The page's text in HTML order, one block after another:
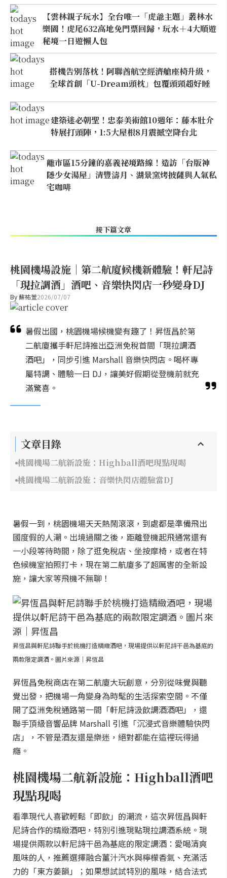
【雲林親子玩水】全台唯一「虎爺主題」叢林水
樂園！虎尾632高地免門票回歸，玩水＋4大順遊
秘境一日遊懶人包
搭機告別落枕！阿聯酋航空經濟艙座椅升級，
全球首創「U-Dream頭枕」包覆頭頸超好睡
建築迷必朝聖！忠泰美術館10週年：藤本壯介
特展打頭陣，1:5大屋根8月震撼空降台北
離市區15分鐘的嘉義祕境路線！造訪「台版神
隱少女湯屋」清豐濤月、湖景窯烤披薩與人氣私
宅咖啡
接下篇文章
桃園機場設施｜第二航廈候機新體驗！軒尼詩
「現拉調酒」酒吧、音樂快閃店一秒變身DJ
By蘇祐萱2026/07/07
暑假出國，桃園機場候機變有趣了！昇恆昌於第
二航廈攜手軒尼詩推出亞洲免稅首間「現拉調酒
酒吧」，同步引進 Marshall 音樂快閃店。喝杯專
屬特調、體驗一日 DJ，讓美好假期從登機前就充
滿驚喜。
文章目錄
桃園機場二航新設施：Highball酒吧現點現喝
桃園機場二航新設施：音樂快閃店體驗當DJ
暑假一到，桃園機場天天熱鬧滾滾，到處都是準備飛出
國度假的人潮。出境過關之後，距離登機起飛通常還有
一小段等待時間，除了逛免稅店、坐按摩椅，或者在特
色候機室拍照打卡，現在第二航廈多了超厲害的全新設
施，讓大家等飛機不無聊！
昇恆昌與軒尼詩聯手於桃機打造精緻酒吧，現場提供以軒尼詩干邑為基底的
兩款限定調酒。圖片來源｜昇恆昌
昇恆昌免稅商店在第二航廈大玩創意，分別從味覺與聽
覺出發，把機場一角變身為時髦的生活探索空間。不僅
開了亞洲免稅通路第一間「軒尼詩汲飲調酒酒吧」，還
聯手頂級音響品牌 Marshall 引進「沉浸式音樂體驗快閃
店」，不管是酒友還是樂迷，絕對都能在這裡玩得過
癮。
桃園機場二航新設施：Highball酒吧
現點現喝
看準現代人喜歡輕鬆「即飲」的潮流，這次昇恆昌與軒
尼詩合作的精緻酒吧，特別引進現點現拉調酒系統。現
場提供兩款以軒尼詩干邑為基底的限定調酒：愛喝清爽
風味的人，推薦選擇融合薑汁汽水與檸檬香氣、充滿活
力的「東方姜韻」；如果想試試特別的風味，結合法式